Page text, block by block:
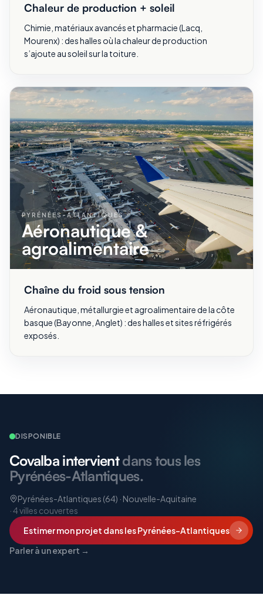
Chaleur de production + soleil
Chimie, matériaux avancés et pharmacie (Lacq,
Mourenx) : des halles où la chaleur de production
s’ajoute au soleil sur la toiture.
PYRÉNÉES-ATLANTIQUES
Aéronautique &
agroalimentaire
Chaîne du froid sous tension
Aéronautique, métallurgie et agroalimentaire de la côte
basque (Bayonne, Anglet) : des halles et sites réfrigérés
exposés.
DISPONIBLE
Covalba intervientdans tous les
Pyrénées-Atlantiques.
Pyrénées-Atlantiques (64) · Nouvelle-Aquitaine
·4villes couvertes
Estimer mon projet dans les Pyrénées-Atlantiques
Parler à un expert →